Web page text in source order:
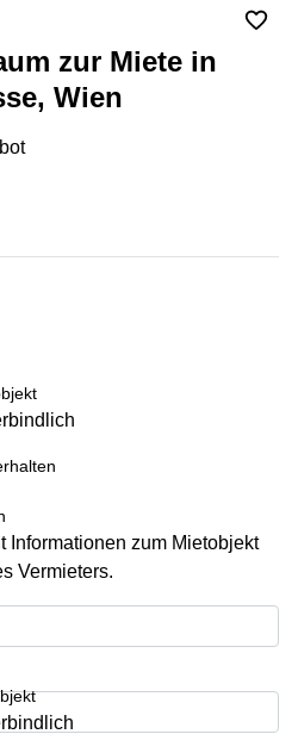
zur Miete in
Wien
Informationen zum Mietobjekt
Vermieters.